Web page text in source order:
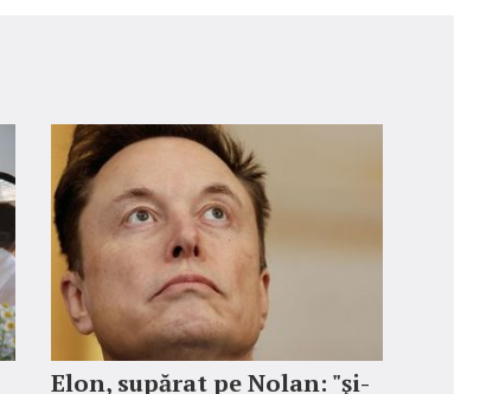
Elon, supărat pe Nolan: "şi-